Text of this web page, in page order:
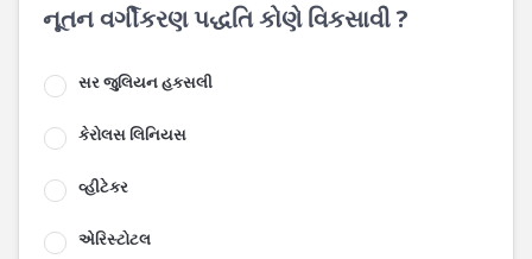
નૂતન વર્ગીકરણ પદ્ધતિ કોણે વિકસાવી ?
સર જુલિયન હકસલી
કેરોલસ લિનિયસ
વ્હીટેકર
એરિસ્ટોટલ